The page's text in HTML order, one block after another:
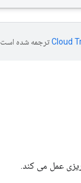
ترجمه شده است.
عمل می کند.